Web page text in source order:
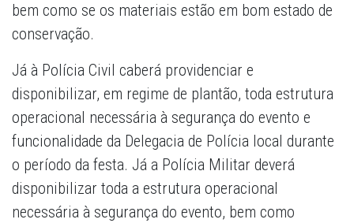
bem como se os materiais estão em bom estado de
conservação.
Já à Polícia Civil caberá providenciar e
disponibilizar, em regime de plantão, toda estrutura
operacional necessária à segurança do evento e
funcionalidade da Delegacia de Polícia local durante
o período da festa. Já a Polícia Militar deverá
disponibilizar toda a estrutura operacional
necessária à segurança do evento, bem como